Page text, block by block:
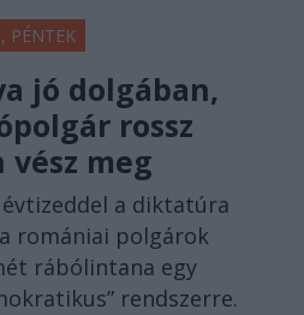
PÉNTEK
jó dolgában,
rossz
meg
a diktatúra
romániai polgárok
rábólintana egy
rendszerre.